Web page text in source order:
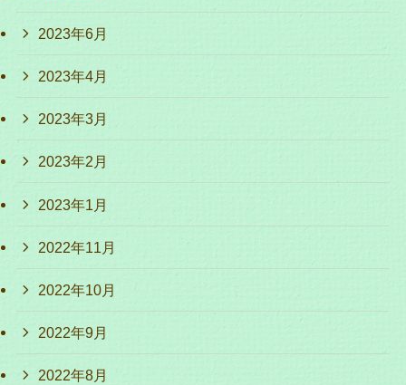
2023年6月
2023年4月
2023年3月
2023年2月
2023年1月
2022年11月
2022年10月
2022年9月
2022年8月